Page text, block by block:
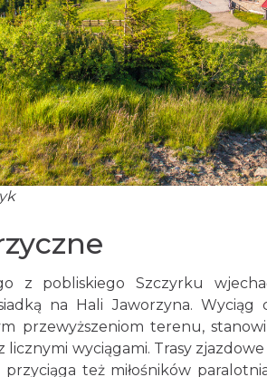
z pobliskiego Szczyrku
na Hali Jaworzyna.
przewyższeniom terenu,
licznymi wyciągami. Trasy
przyciąga też miłośników